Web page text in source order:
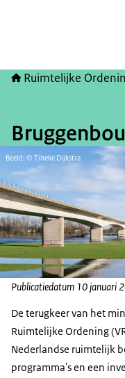
Ruimtelijke
Beeld: © Tineke Dijkstra
Publicatiedatum 10 januari
De terugkeer van het
Ruimtelijke Ordening
Nederlandse ruimtelijk
programma's en een